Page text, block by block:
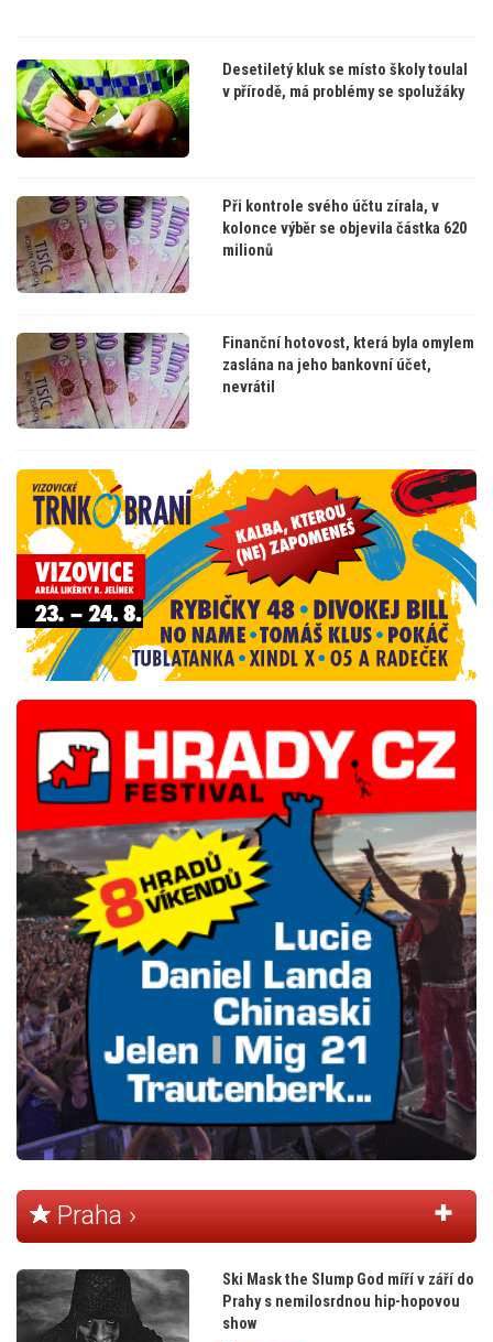
Desetiletý kluk se místo školy toulal
v přírodě, má problémy se spolužáky
Při kontrole svého účtu zírala, v
kolonce výběr se objevila částka 620
milionů
Finanční hotovost, která byla omylem
zaslána na jeho bankovní účet,
nevrátil
Praha ›
Ski Mask the Slump God míří v září do
Prahy s nemilosrdnou hip-hopovou
show